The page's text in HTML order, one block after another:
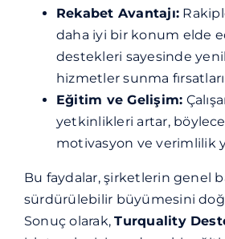
Rekabet Avantajı:
daha iyi bir konum elde
destekleri sayesinde
hizmetler sunma
Eğitim ve Gelişim:
yetkinlikleri artar,
motivasyon ve verimlilik
Bu faydalar, şirketlerin genel
sürdürülebilir büyümesini
Sonuç olarak,Turquality